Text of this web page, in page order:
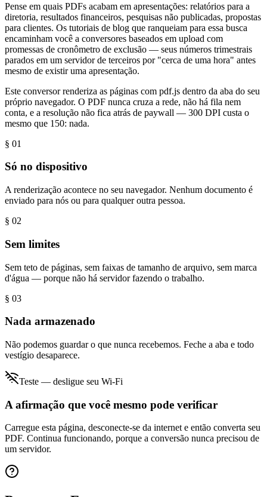
Pense em quais PDFs acabam em apresentações: relatórios para a
diretoria, resultados financeiros, pesquisas não publicadas, propostas
para clientes. Os tutoriais de blog que ranqueiam para essa busca
encaminham você a conversores baseados em upload com
promessas de cronômetro de exclusão — seus números trimestrais
parados em um servidor de terceiros por "cerca de uma hora" antes
mesmo de existir uma apresentação.
Este conversor renderiza as páginas com pdf.js dentro da aba do seu
próprio navegador. O PDF nunca cruza a rede, não há fila nem
conta, e a resolução não fica atrás de paywall — 300 DPI custa o
mesmo que 150: nada.
§ 01
Só no dispositivo
A renderização acontece no seu navegador. Nenhum documento é
enviado para nós ou para qualquer outra pessoa.
§ 02
Sem limites
Sem teto de páginas, sem faixas de tamanho de arquivo, sem marca
d'água — porque não há servidor fazendo o trabalho.
§ 03
Nada armazenado
Não podemos guardar o que nunca recebemos. Feche a aba e todo
vestígio desaparece.
Teste — desligue seu Wi-Fi
A afirmação que você mesmo pode verificar
Carregue esta página, desconecte-se da internet e então converta seu
PDF. Continua funcionando, porque a conversão nunca precisou de
um servidor.